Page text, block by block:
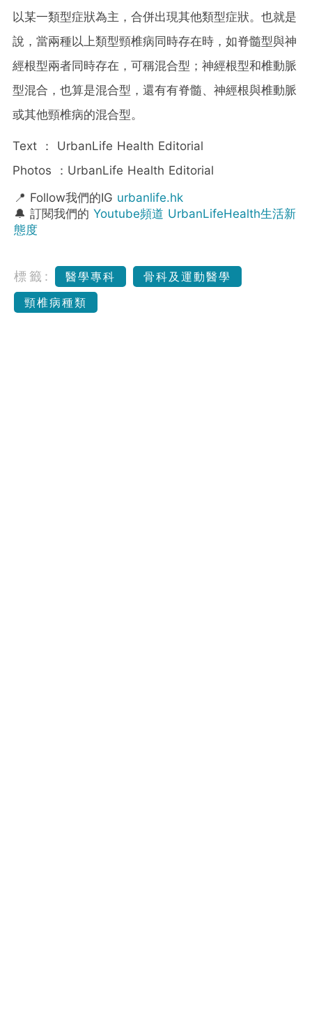
以某一類型症狀為主，合併出現其他類型症狀。也就是
說，當兩種以上類型頸椎病同時存在時，如脊髓型與神
經根型兩者同時存在，可稱混合型；神經根型和椎動脈
型混合，也算是混合型，還有有脊髓、神經根與椎動脈
或其他頸椎病的混合型。
Text ： UrbanLife Health Editorial
Photos ：UrbanLife Health Editorial
📍 Follow我們的IG urbanlife.hk
🔔 訂閱我們的 Youtube頻道 UrbanLifeHealth生活新
態度
標籤: 醫學專科
骨科及運動醫學
頸椎病種類